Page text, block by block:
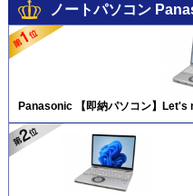
ノートパソコン
Panasonic 【即納パソコン】Let's